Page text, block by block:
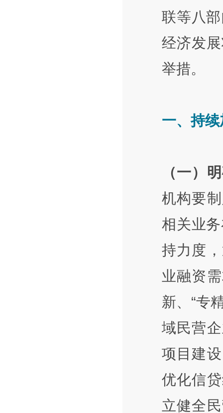
联等八
经济发
举措。
一、持
（一）
机构要
相关业
持力度
业融资
新、“专
域民营
项目建
优化信
立健全